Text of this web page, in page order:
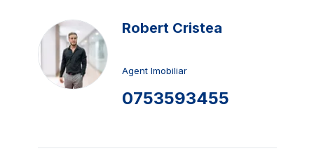
Robert Cristea
Agent Imobiliar
0753593455